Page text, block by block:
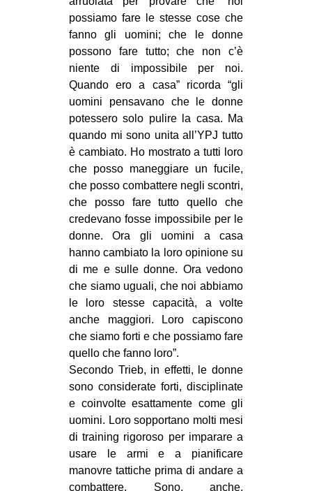
possiamo fare le stesse cose che
fanno gli uomini; che le donne
possono fare tutto; che non c’è
niente di impossibile per noi.
Quando ero a casa” ricorda “gli
uomini pensavano che le donne
potessero solo pulire la casa. Ma
quando mi sono unita all’YPJ tutto
è cambiato. Ho mostrato a tutti loro
che posso maneggiare un fucile,
che posso combattere negli scontri,
che posso fare tutto quello che
credevano fosse impossibile per le
donne. Ora gli uomini a casa
hanno cambiato la loro opinione su
di me e sulle donne. Ora vedono
che siamo uguali, che noi abbiamo
le loro stesse capacità, a volte
anche maggiori. Loro capiscono
che siamo forti e che possiamo fare
quello che fanno loro”.
Secondo Trieb, in effetti, le donne
sono considerate forti, disciplinate
e coinvolte esattamente come gli
uomini. Loro sopportano molti mesi
di training rigoroso per imparare a
usare le armi e a pianificare
manovre tattiche prima di andare a
combattere. Sono, anche,